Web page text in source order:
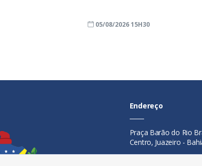
05/08/2026 15H30
Endereço
Praça Barão do Rio
Centro, Juazeiro -